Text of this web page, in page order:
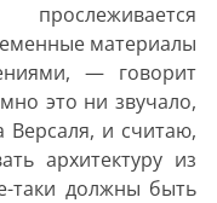
материалы
— говорит
это ни звучало,
Версаля, и считаю,
архитектуру из
таки должны быть